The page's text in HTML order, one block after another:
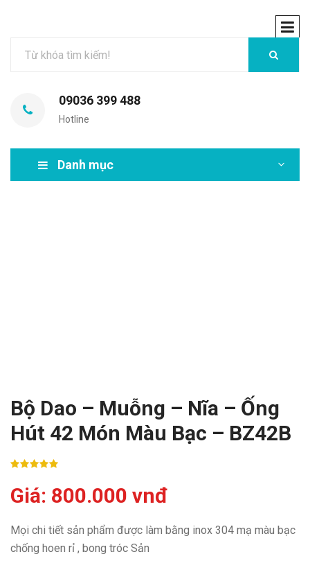
09036 399 488
Hotline
Danh mục
Bộ Dao – Muỗng – Nĩa – Ống
Hút 42 Món Màu Bạc – BZ42B
Giá: 800.000 vnđ
Mọi chi tiết sản phẩm được làm bằng inox 304 mạ màu bạc
chống hoen rỉ , bong tróc Sản